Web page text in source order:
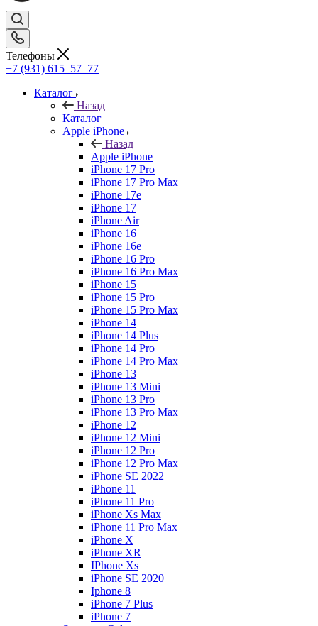
Телефоны
+7 (931) 615‒57‒77
Каталог
Назад
Каталог
Apple iPhone
Назад
Apple iPhone
iPhone 17 Pro
iPhone 17 Pro Max
iPhone 17e
iPhone 17
iPhone Air
iPhone 16
iPhone 16e
iPhone 16 Pro
iPhone 16 Pro Max
iPhone 15
iPhone 15 Pro
iPhone 15 Pro Max
iPhone 14
iPhone 14 Plus
iPhone 14 Pro
iPhone 14 Pro Max
iPhone 13
iPhone 13 Mini
iPhone 13 Pro
iPhone 13 Pro Max
iPhone 12
iPhone 12 Mini
iPhone 12 Pro
iPhone 12 Pro Max
iPhone SE 2022
iPhone 11
iPhone 11 Pro
iPhone Xs Max
iPhone 11 Pro Max
iPhone X
iPhone XR
IPhone Xs
iPhone SE 2020
Iphone 8
iPhone 7 Plus
iPhone 7